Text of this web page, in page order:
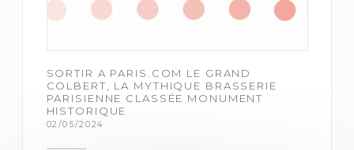
SORTIR A PARIS.COM LE GRAND
COLBERT, LA MYTHIQUE BRASSERIE
PARISIENNE CLASSÉE MONUMENT
HISTORIQUE
02/05/2024